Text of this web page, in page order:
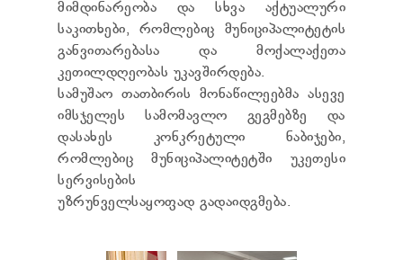
ᲢᲔᲜᲓᲔᲠᲔᲑᲘ
ᲞᲠᲔᲖᲘᲓᲔᲜᲢᲘᲡᲗᲕᲘᲡ ᲓᲐ
ᲞᲐᲠᲚᲐᲛᲔᲜᲢᲘᲡᲗᲕᲘᲡ ᲬᲐᲠᲡᲐᲓᲒᲔᲜᲘ ᲐᲜᲒᲐᲠᲘᲨᲘ
ᲡᲐᲯᲐᲠᲝ ᲘᲜᲤᲝᲠᲛᲐᲪᲘᲘᲡ ᲛᲝᲗᲮᲝᲕᲜᲐ
ᲞᲔᲠᲡᲝᲜᲐᲚᲣᲠ ᲛᲝᲜᲐᲪᲔᲛᲗᲐ ᲓᲐᲪᲕᲘᲡ
ᲝᲤᲘᲪᲔᲠᲘ
ᲡᲐᲛᲐᲠᲗᲚᲔᲑᲠᲘᲕᲘ ᲒᲐᲓᲐᲬᲧᲕᲔᲢᲘᲚᲔᲑᲔᲑᲘ
ᲒᲐᲡᲐᲩᲘᲕᲠᲔᲑᲘᲡ ᲬᲔᲡᲔᲑᲘ
მიმდინარეობა და სხვა აქტუალური
საკითხები, რომლებიც მუნიციპალიტეტის
განვითარებასა და მოქალაქეთა
კეთილდღეობას უკავშირდება.
სამუშაო თათბირის მონაწილეებმა ასევე
იმსჯელეს სამომავლო გეგმებზე და
დასახეს კონკრეტული ნაბიჯები,
რომლებიც მუნიციპალიტეტში უკეთესი
სერვისების
უზრუნველსაყოფად გადაიდგმება.